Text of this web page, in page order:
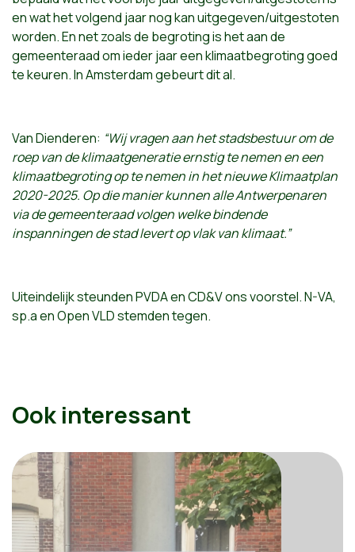
en wat het volgend jaar nog kan uitgegeven/uitgestoten
worden. En net zoals de begroting is het aan de
gemeenteraad om ieder jaar een klimaatbegroting goed
te keuren. In Amsterdam gebeurt dit al.
Van Dienderen: “Wij vragen aan het stadsbestuur om de
roep van de klimaatgeneratie ernstig te nemen en een
klimaatbegroting op te nemen in het nieuwe Klimaatplan
2020-2025. Op die manier kunnen alle Antwerpenaren
via de gemeenteraad volgen welke bindende
inspanningen de stad levert op vlak van klimaat.”
Uiteindelijk steunden PVDA en CD&V ons voorstel. N-VA,
sp.a en Open VLD stemden tegen.
Ook interessant